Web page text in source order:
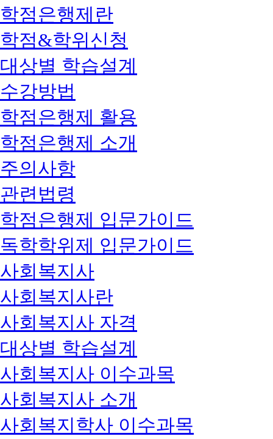
학점은행제란
학점&학위신청
대상별 학습설계
수강방법
학점은행제 활용
학점은행제 소개
주의사항
관련법령
학점은행제 입문가이드
독학학위제 입문가이드
사회복지사
사회복지사란
사회복지사 자격
대상별 학습설계
사회복지사 이수과목
사회복지사 소개
사회복지학사 이수과목